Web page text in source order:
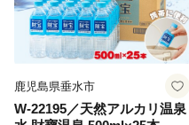
鹿児島県垂水市
W-22195／天然アルカリ温泉